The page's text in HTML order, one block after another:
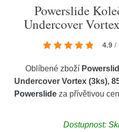
Powerslide
Undercover
4.9 /
Oblíbené zboží
Undercover Vortex (3ks),
Powerslide za přívětivou
Dostupnost: